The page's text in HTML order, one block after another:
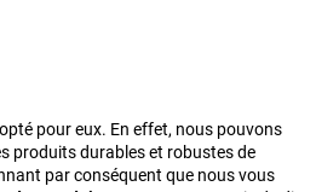
pour eux. En effet, nous pouvons
produits durables et robustes de
par conséquent que nous vous